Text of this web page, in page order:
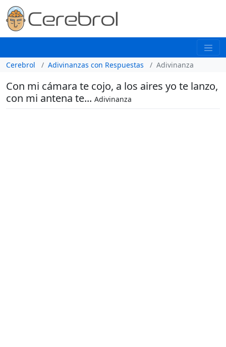
Cerebrol Adivinanzas con Respuestas Adivinanza
Con mi cámara te cojo, a los aires yo te lanzo,
con mi antena te... Adivinanza